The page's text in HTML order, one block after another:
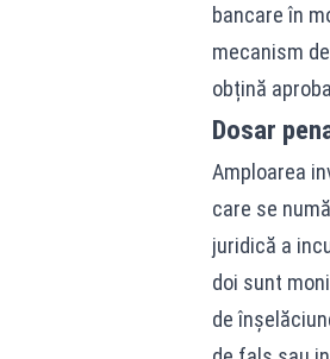
bancare în
mecanism
obțină
Dosar
Amploarea
care se
juridică a
doi sunt
de